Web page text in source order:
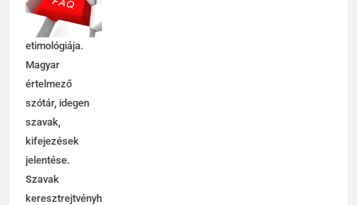
magyarázata,
használata,
etimológiája.
Magyar
értelmező
szótár, idegen
szavak,
kifejezések
jelentése.
Szavak
keresztrejtvényhez